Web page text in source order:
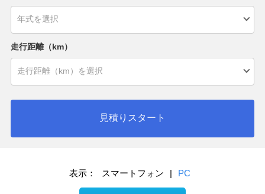
走行距離（km）
見積りスタート
表示： スマートフォン | PC